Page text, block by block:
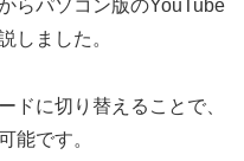
らパソコン版のYouTube
しました。
ドに切り替えることで、
能です。